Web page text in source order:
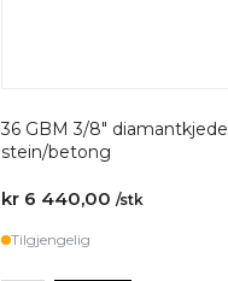
36 GBM 3/8" diamantkjede
stein/betong
kr 6 440,00 /stk
Tilgjengelig